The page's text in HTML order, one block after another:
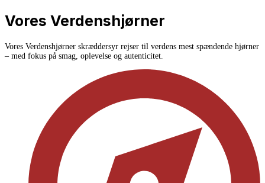
Vores Verdenshjørner
Vores Verdenshjørner skræddersyr rejser til verdens mest spændende hjørner
– med fokus på smag, oplevelse og autenticitet.